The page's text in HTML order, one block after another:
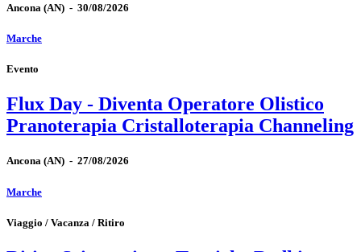
Ancona (AN) - 30/08/2026
Marche
Evento
Flux Day - Diventa Operatore Olistico
Pranoterapia Cristalloterapia Channeling
Ancona (AN) - 27/08/2026
Marche
Viaggio / Vacanza / Ritiro